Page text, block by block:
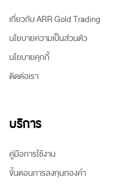
เกี่ยวกับ ARR Gold Trading
นโยบายความเป็นส่วนตัว
นโยบายคุกกี้
ติดต่อเรา
บริการ
คู่มือการใช้งาน
ขั้นตอนการลงทุนทองคำ